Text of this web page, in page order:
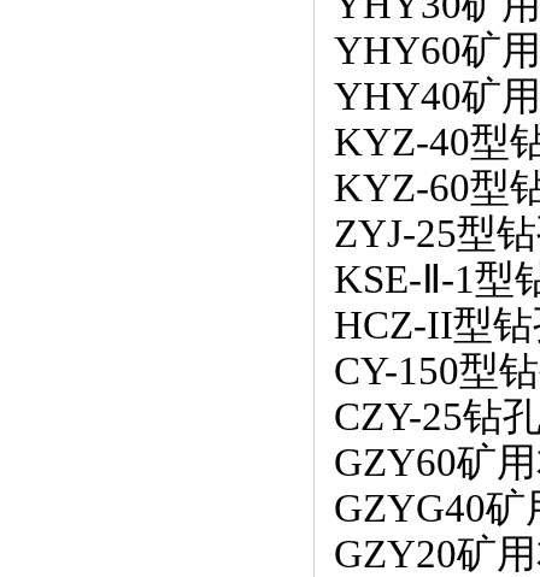
YHY60矿
YHY40矿
KYZ-40型
KYZ-60型
ZYJ-25型
KSE-Ⅱ-1型
HCZ-II型
CY-150型
CZY-25钻
GZY60矿
GZYG40
GZY20矿